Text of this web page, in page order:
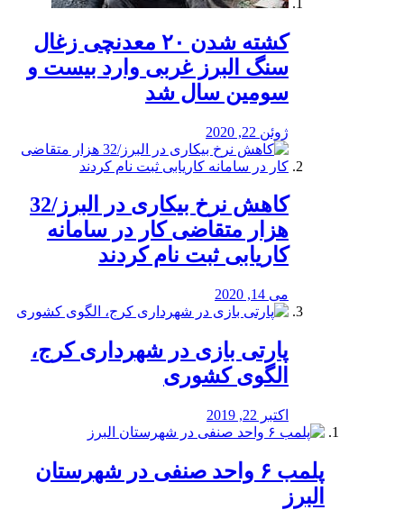
کشته شدن ۲۰ معدنچی زغال
سنگ البرز غربی وارد بیست و
سومین سال شد
ژوئن 22, 2020
کاهش نرخ بیکاری در البرز/32
هزار متقاضی کار در سامانه
کاریابی ثبت نام کردند
می 14, 2020
پارتی بازی در شهرداری کرج،
الگوی کشوری
اکتبر 22, 2019
پلمب ۶ واحد صنفی در شهرستان
البرز